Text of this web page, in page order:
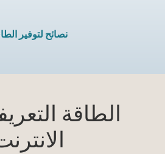
نصائح لتوفير
الطاقة